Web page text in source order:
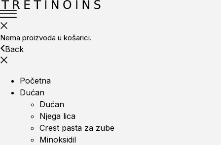
Nema proizvoda u košarici.
Back
Početna
Dućan
Dućan
Njega lica
Crest pasta za zube
Minoksidil